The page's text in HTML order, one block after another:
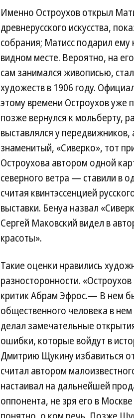
Именно Остроухов открыл
древнерусского искусства,
собрания; Матисс подарил ему
видном месте. Вероятно, на
сам занимался живописью,
художеств в 1906 году.
этому времени Остроухов уже
позже вернулся к мольберту,
выставлялся у
знаменитый, «Сиверко», тот
Остроухова автором одной
северного ветра — ставили в
считая квинтэссенцией
выставки. Бенуа назвал
Сергей Маковский видел в
красоты».
Такие оценки нравились
разносторонности.
критик Абрам Эфрос.— В нем
общественного человека в
делал замечательные
ошибки, которые войдут в
Дмитрию Щукину избавиться
считал автором
настаивал на дальнейшей
оппонента, не зря его в